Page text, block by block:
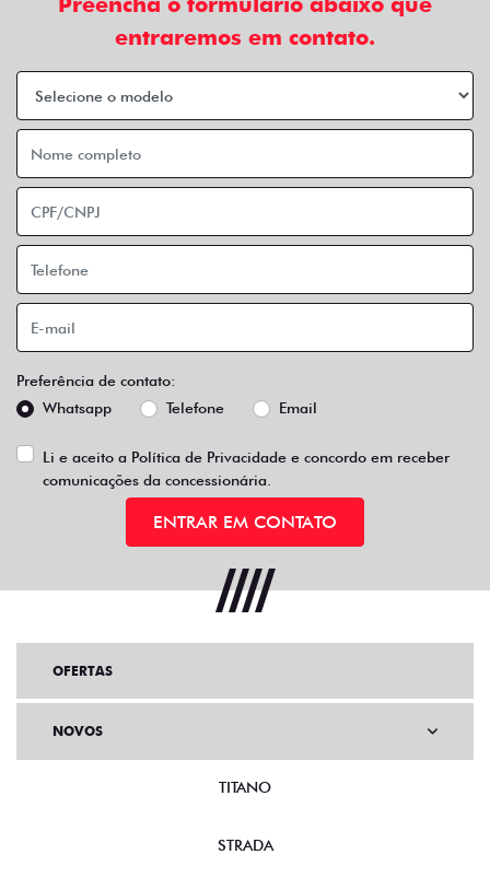
entraremos em contato.
Preferência de contato:
Whatsapp
Telefone Email
Li e aceito a Política de Privacidade e concordo em receber
comunicações da concessionária.
ENTRAR EM CONTATO
OFERTAS
NOVOS
TITANO
STRADA